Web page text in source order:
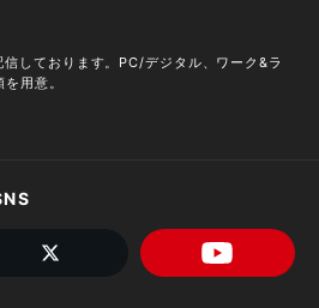
しております。PC/デジタル、ワーク&ラ
用意。